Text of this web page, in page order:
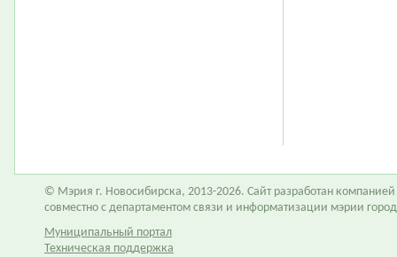
© Мэрия г. Новосибирска, 2013-2026. Сайт разработан компанией
совместно с департаментом связи и информатизации мэрии
Муниципальный портал
Техническая поддержка